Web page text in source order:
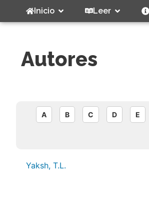
Inicio Leer
Autores
A B C D E
Yaksh, T.L.